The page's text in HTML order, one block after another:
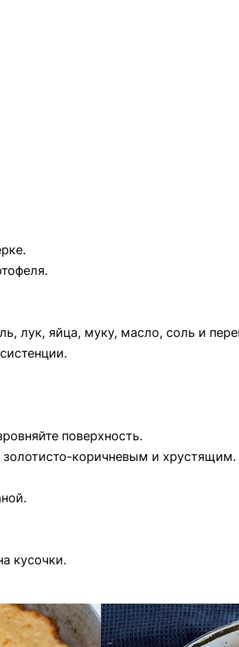
лук, яйца, муку, масло, соль и
поверхность.
золотисто-коричневым и хрустящим.
кусочки.